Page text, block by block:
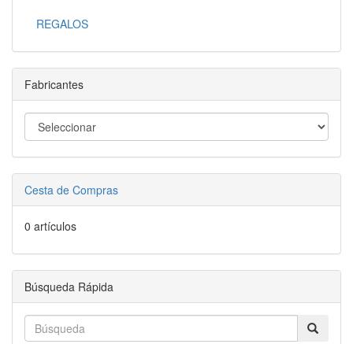
REGALOS
Fabricantes
Cesta de Compras
0 artículos
Búsqueda Rápida